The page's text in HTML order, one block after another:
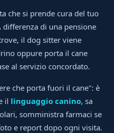
che si prende cura del tuo
differenza di una pensione
il dog sitter viene
oppure porta il cane
al servizio concordato.
che porta fuori il cane": è
il linguaggio canino, sa
somministra farmaci se
e report dopo ogni visita.